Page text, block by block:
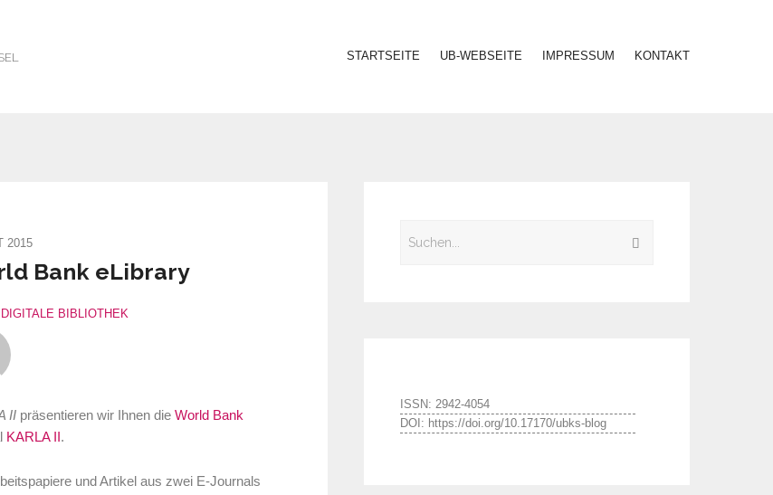
STARTSEITE UB-WEBSEITE IMPRESSUM KONTAKT
2015
Bank eLibrary
DIGITALE BIBLIOTHEK
II präsentieren wir Ihnen die World Bank
KARLA II .
und Artikel aus zwei E-Journals
ISSN: 2942-4054
DOI: https://doi.org/10.17170/ubks-blog